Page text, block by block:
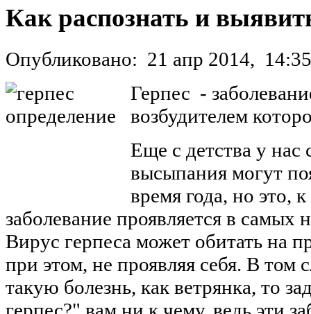
Как распознать и
Опубликовано: 21 апр 2014, 14:35
Герпес -
возбудителем
Еще с детства у нас
высыпания могут
время года, но это,
заболевание проявляется в
Вирус герпеса может обитать на
при этом, не проявляя себя. В том
такую болезнь, как ветрянка, то